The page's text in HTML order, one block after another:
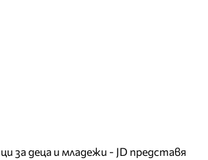
за деца и младежи - JD представя